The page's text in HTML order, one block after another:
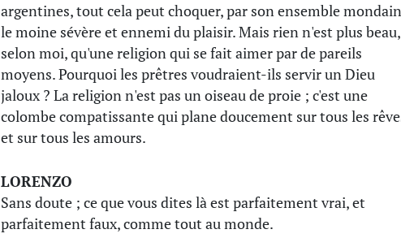
argentines, tout cela peut choquer, par son ensemble
le moine sévère et ennemi du plaisir. Mais rien n'est plus beau,
selon moi, qu'une religion qui se fait aimer par de pareils
moyens. Pourquoi les prêtres voudraient-ils servir un Dieu
jaloux ? La religion n'est pas un oiseau de proie ; c'est une
colombe compatissante qui plane doucement sur tous les
et sur tous les amours.
LORENZO
Sans doute ; ce que vous dites là est parfaitement vrai, et
parfaitement faux, comme tout au monde.